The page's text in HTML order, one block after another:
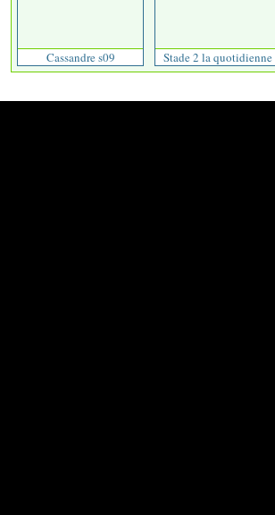
Cassandre s09 Stade 2 la quotidienne